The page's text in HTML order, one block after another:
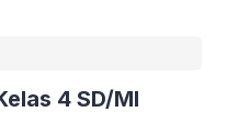
4 SD/MI